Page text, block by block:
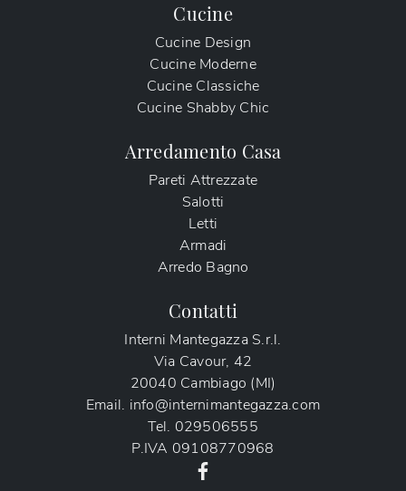
Cucine
Cucine Design
Cucine Moderne
Cucine Classiche
Cucine Shabby Chic
Arredamento Casa
Pareti Attrezzate
Salotti
Letti
Armadi
Arredo Bagno
Contatti
Interni Mantegazza S.r.l.
Via Cavour, 42
20040 Cambiago (MI)
Email. info@internimantegazza.com
Tel. 029506555
P.IVA 09108770968